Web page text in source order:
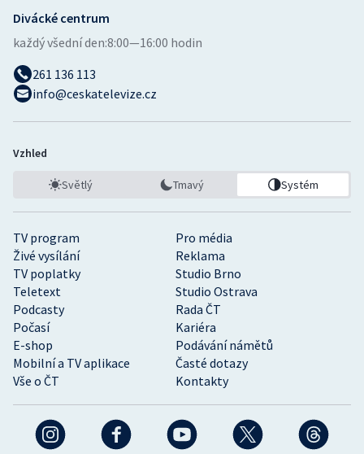
TV program
Pro média
Živé vysílání
Reklama
TV poplatky
Studio Brno
Teletext
Studio Ostrava
Podcasty
Rada ČT
Počasí
Kariéra
E-shop
Podávání námětů
Mobilní a TV aplikace
Časté dotazy
Vše o ČT
Kontakty
Divácké centrum
každý všední den:8:00—16:00 hodin
261 136 113
info@ceskatelevize.cz
Vzhled
Světlý Tmavý Systém